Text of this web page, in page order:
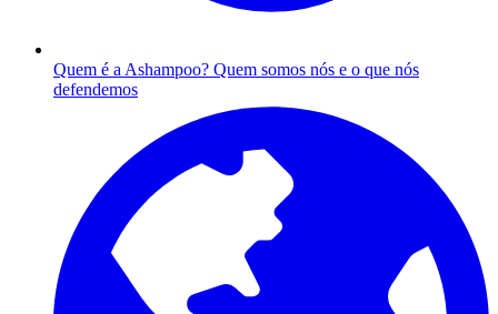
Quem é a Ashampoo? Quem somos nós e o que nós
defendemos